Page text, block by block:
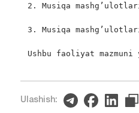
2. Musiqa
3. Musiqa
Ushbu faoliyat
Ulashish: